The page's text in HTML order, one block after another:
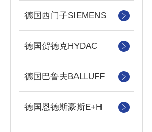
德国西门子SIEMENS
德国贺德克HYDAC
德国巴鲁夫BALLUFF
德国恩德斯豪斯E+H